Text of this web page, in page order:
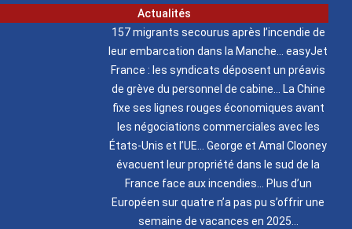
Actualités
157 migrants secourus après l’incendie de
leur embarcation dans la Manche
easyJet
France : les syndicats déposent un préavis
de grève du personnel de cabine
La Chine
fixe ses lignes rouges économiques avant
les négociations commerciales avec les
États-Unis et l’UE
George et Amal Clooney
évacuent leur propriété dans le sud de la
France face aux incendies
Plus d’un
Européen sur quatre n’a pas pu s’offrir une
semaine de vacances en 2025